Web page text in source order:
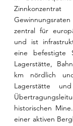
zentral für
und ist
eine befestigte
Lagerstätte,
km nördlich
Lagerstätte
historischen
einer aktiven